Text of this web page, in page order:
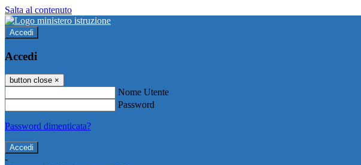
Salta al contenuto
Accedi
Accedi
button close ×
Nome Utente
Password
Password dimenticata?
-